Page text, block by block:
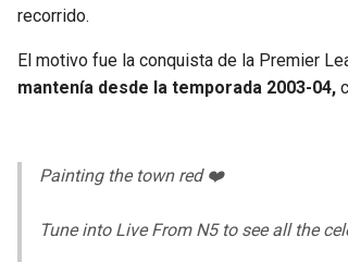
recorrido.
El motivo fue la conquista de la Premier
mantenía desde la temporada 2003-04,
Painting the town red ❤️
Tune into Live From N5 to see all the